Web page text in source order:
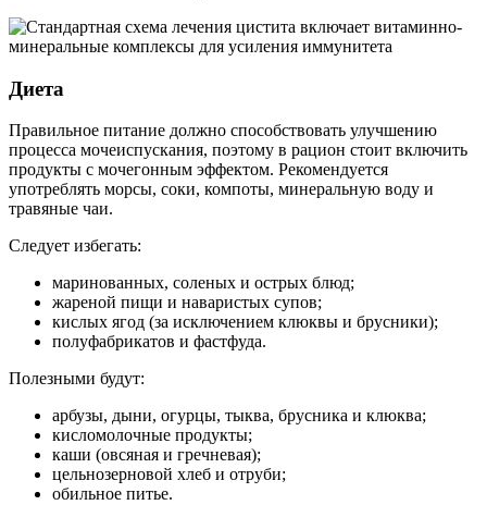
Диета
Правильное питание должно способствовать улучшению
процесса мочеиспускания, поэтому в рацион стоит включить
продукты с мочегонным эффектом. Рекомендуется
употреблять морсы, соки, компоты, минеральную воду и
травяные чаи.
Следует избегать:
маринованных, соленых и острых блюд;
жареной пищи и наваристых супов;
кислых ягод (за исключением клюквы и брусники);
полуфабрикатов и фастфуда.
Полезными будут:
арбузы, дыни, огурцы, тыква, брусника и клюква;
кисломолочные продукты;
каши (овсяная и гречневая);
цельнозерновой хлеб и отруби;
обильное питье.